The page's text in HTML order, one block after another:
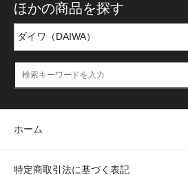
ほかの商品を探す
ホーム
特定商取引法に基づく表記